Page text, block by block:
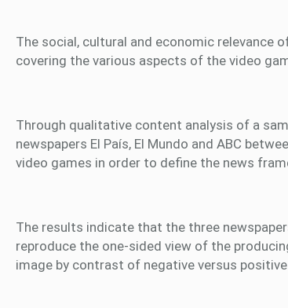
The social, cultural and economic relevance
covering the various aspects of the video
Through qualitative content analysis of a
newspapers El País, El Mundo and ABC
video games in order to define the news
The results indicate that the three
reproduce the one-sided view of the
image by contrast of negative versus